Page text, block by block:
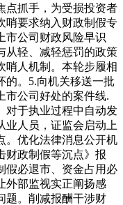
点抓手，为受损投资者
哨要求纳入财政制假专
市公司财政风险早识
从轻、减轻惩罚的政策
哨人机制。本轮步履相
的。5.向机关移送一批
市公司好处的案件线.
对于执业过程中自动发
业人员，证监会启动上
。优化法律消息公开机
财政制假等沉点》报
假必退市、资金占用必
外部监视实正阐扬感
题。削减报酬干涉财